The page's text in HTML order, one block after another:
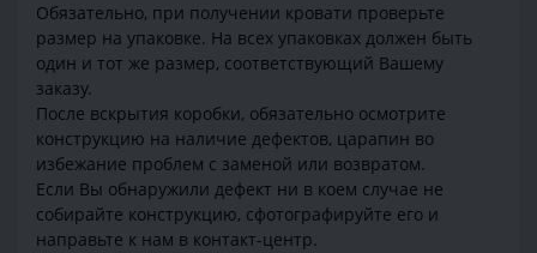
Обязательно, при получении кровати проверьте
размер на упаковке. На всех упаковках должен быть
один и тот же размер, соответствующий Вашему
заказу.
После вскрытия коробки, обязательно осмотрите
конструкцию на наличие дефектов, царапин во
избежание проблем с заменой или возвратом.
Если Вы обнаружили дефект ни в коем случае не
собирайте конструкцию, сфотографируйте его и
направьте к нам в контакт-центр.